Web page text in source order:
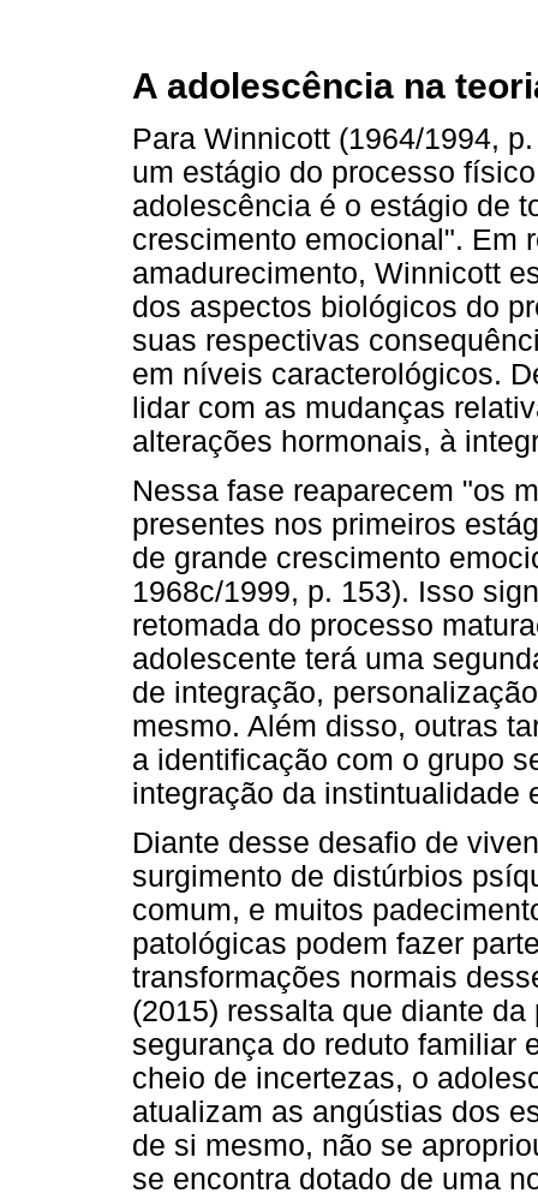
A adolescência na
Para Winnicott (1964/1994,
um estágio do processo
adolescência é o estágio de
crescimento emocional". Em
amadurecimento, Winnicott
dos aspectos biológicos do
suas respectivas
em níveis caracterológicos.
lidar com as mudanças
alterações hormonais, à
Nessa fase reaparecem "os
presentes nos primeiros
de grande crescimento
1968c/1999, p. 153). Isso
retomada do processo
adolescente terá uma
de integração,
mesmo. Além disso, outras
a identificação com o grupo
integração da instintualidade
Diante desse desafio de
surgimento de distúrbios
comum, e muitos
patológicas podem fazer
transformações normais
(2015) ressalta que diante
segurança do reduto familiar
cheio de incertezas, o
atualizam as angústias dos
de si mesmo, não se
se encontra dotado de uma